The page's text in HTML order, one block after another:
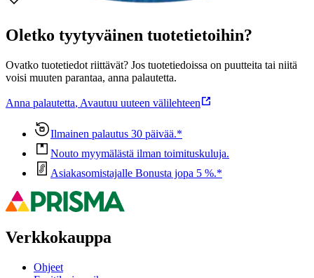
Oletko tyytyväinen tuotetietoihin?
Ovatko tuotetiedot riittävät? Jos tuotetiedoissa on puutteita tai niitä
voisi muuten parantaa, anna palautetta.
Anna palautetta, Avautuu uuteen välilehteen
Ilmainen palautus 30 päivää.*
Nouto myymälästä ilman toimituskuluja.
Asiakasomistajalle Bonusta jopa 5 %.*
Verkkokauppa
Ohjeet